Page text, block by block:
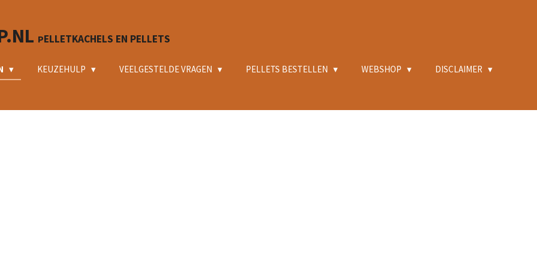
PELLETKACHELS EN PELLETS
KEUZEHULP VEELGESTELDE VRAGEN PELLETS BESTELLEN WEBSHOP
DISCLAIMER